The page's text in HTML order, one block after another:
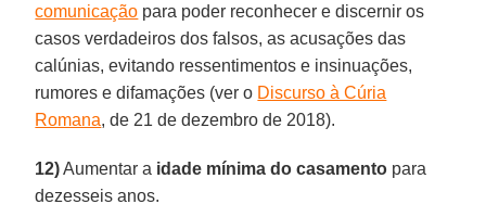
comunicação para poder reconhecer e discernir os
casos verdadeiros dos falsos, as acusações das
calúnias, evitando ressentimentos e insinuações,
rumores e difamações (ver o Discurso à Cúria
Romana, de 21 de dezembro de 2018).
12)Aumentar a idade mínima do casamento para
dezesseis anos.